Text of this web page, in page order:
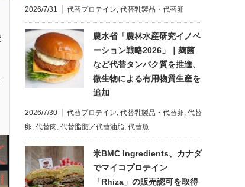
2026/7/31 代替プロテイン 代替乳製品・代替卵
農水省「農林水産研究イノベ
ーション戦略2026」｜麹菌
など代替タンパク質を推進、
微生物による有用物質生産を
追加
2026/7/30 代替プロテイン 代替乳製品・代替卵 代替
卵 代替肉 代替脂肪／代替油脂 代替魚
米BMC Ingredients、カナダ
でマイコプロテイン
「Rhiza」の販売認可を取得